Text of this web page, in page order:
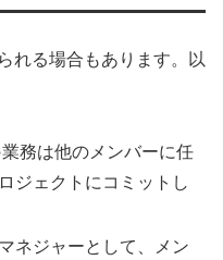
れる場合もあります。以
務は他のメンバーに任
ジェクトにコミットし
ネジャーとして、メン